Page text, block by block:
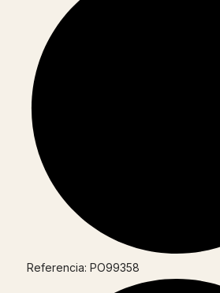
Referencia: PO99358